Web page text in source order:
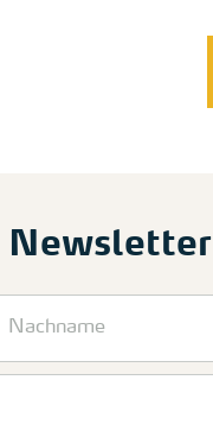
Newsletter